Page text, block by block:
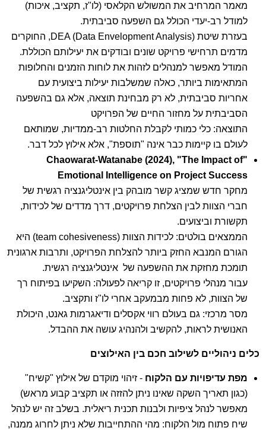
מאמר המרחיב את המשולש הקלאסי (לו"ז, תקציב, איכות)
למודל רב-יעדי הכולל גם השפעה סביבתית.
בעזרת שיטת DEA (Data Envelopment Analysis), החוקרים
מדמים תרחישי פרויקט שונים ובודקים את יעילותם הכוללת.
המודל מאפשר למנהלים לזהות את לוחות הזמנים והחלופות
המתאימות ביותר, כאלה שמשלבות יעילות ביצועית עם
אחריות סביבתית, לא רק מבחינת תוצאה, אלא גם בהשפעה
הסביבתית על מחזור החיים של הפרויקט
התוצאה: כלי כמותי לקבלת החלטות רב-ממדיות, שמותאם
לעולם בו קיימות כבר אינה "תוספת", אלא אילוץ לכל דבר.
"Chaowarat-Watanabe (2024), "The Impact of
Emotional Intelligence on Project Success
מחקר חדש שמציג קשר מובהק בין אינטליגנציה רגשית של
חברי הצוות לבין הצלחת פרויקטים, דרך מדדים של לכידות,
תקשורת וביצועים.
הממצאים בולטים: לכידות הצוות (team cohesiveness) היא
הגורם המנבא החזק ביותר להצלחת הפרויקט, ותרבות ארגונית
תומכת מחזקת את ההשפעה של אינטליגנציה רגשית.
עבור מנהלי פרויקטים, זו קריאה לפעולה: השקיעו בפיתוח רך
של הצוות, לא פחות מבמעקב אחרי לו"ז ותקציב.
מסר מרכזי: גם בעולם רווי אקסלים ודיאגרמות גאנט, היכולת
האנושית לראות, להקשיב ולהנהיג עושה את ההבדל.
כלים ניהוליים לשילוב חכם בין האילוצים
מפת עדיפויות עם הלקוח - זיהוי מוקדם של אילוץ "קשיח"
(כגון תאריך השקה שאינו ניתן להזזה או תקציב קבוע מראש)
מאפשר לנהל ציפיות ולבנות תכנית ריאלית. בשלב זה יש לנהל
שיח פתוח מול הלקוח: מהי ההתחייבות שלא ניתן לחרוג ממנה,